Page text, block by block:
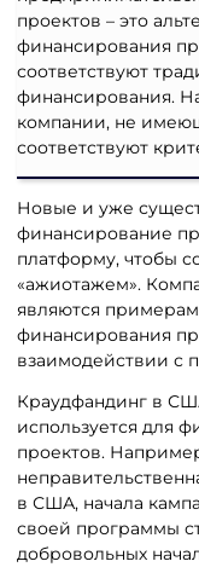
проектов – это
финансирования
соответствуют
финансирования.
компании, не
соответствуют
Новые и уже
финансирование
платформу, чтобы
«ажиотажем».
являются
финансирования
взаимодействии с
Краудфандинг в
используется для
проектов.
в США, начала
своей программы
добровольных